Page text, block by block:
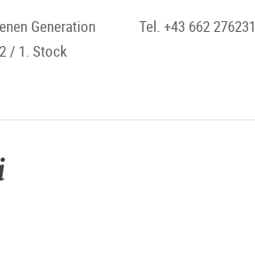
Generation
/ 1. Stock
Tel. +43 662 276231